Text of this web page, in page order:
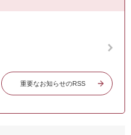
重要なお知らせのRSS